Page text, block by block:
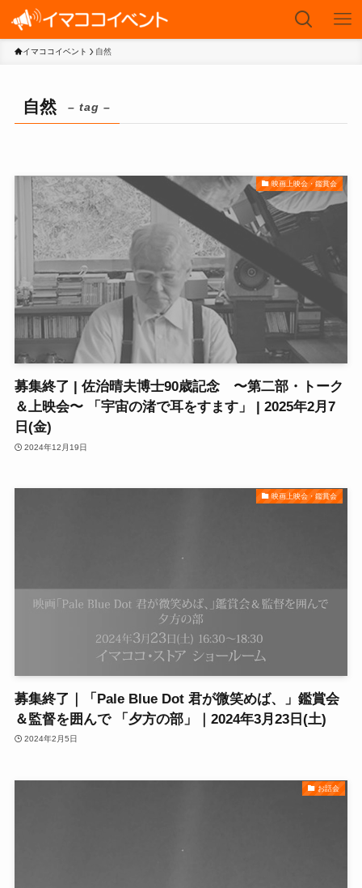
イマココイベント 自然
自然 – tag –
映画上映会・鑑賞会
募集終了 | 佐治晴夫博士90歳記念 〜第二部・トーク
＆上映会〜 「宇宙の渚で耳をすます」 | 2025年2月7
日(金)
2024年12月19日
映画上映会・鑑賞会
募集終了｜「Pale Blue Dot 君が微笑めば、」鑑賞会
＆監督を囲んで 「夕方の部」｜2024年3月23日(土)
2024年2月5日
お話会